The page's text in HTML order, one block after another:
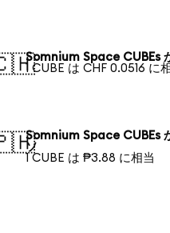
Somnium Space CUBEs
1 CUBE は CHF 0.0516 に
Somnium Space CUBEs
ソ
1 CUBE は ₱3.88 に相当